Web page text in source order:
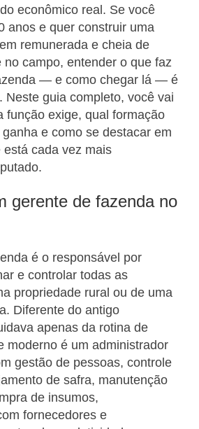
econômico real. Se você
anos e quer construir uma
remunerada e cheia de
no campo, entender o que faz
— e como chegar lá — é
Neste guia completo, você vai
função exige, qual formação
e como se destacar em
está cada vez mais
gerente de fazenda no
é o responsável por
e controlar todas as
propriedade rural ou de uma
Diferente do antigo
apenas da rotina de
moderno é um administrador
gestão de pessoas, controle
de safra, manutenção
de insumos,
fornecedores e